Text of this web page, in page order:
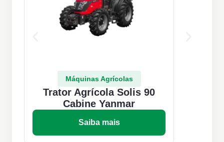
Máquinas Agrícolas
Trator Agrícola Solis 90
Cabine Yanmar
Saiba mais